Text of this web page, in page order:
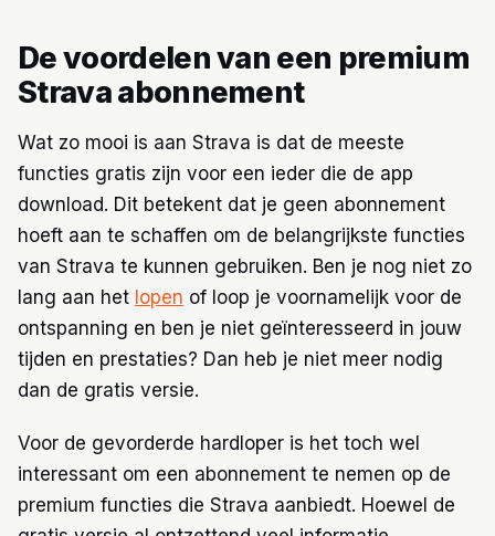
De voordelen van een premium
Strava abonnement
Wat zo mooi is aan Strava is dat de meeste
functies gratis zijn voor een ieder die de app
download. Dit betekent dat je geen abonnement
hoeft aan te schaffen om de belangrijkste functies
van Strava te kunnen gebruiken. Ben je nog niet zo
lang aan het lopen of loop je voornamelijk voor de
ontspanning en ben je niet geïnteresseerd in jouw
tijden en prestaties? Dan heb je niet meer nodig
dan de gratis versie.
Voor de gevorderde hardloper is het toch wel
interessant om een abonnement te nemen op de
premium functies die Strava aanbiedt. Hoewel de